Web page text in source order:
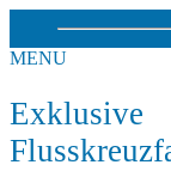
MENU
Exklusive